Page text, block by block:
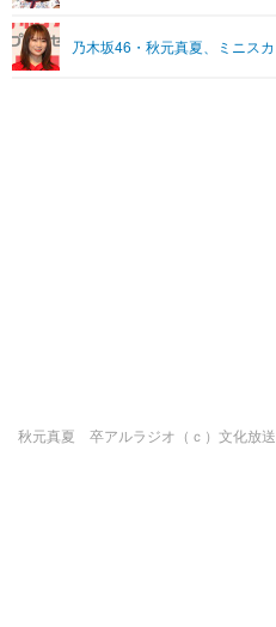
乃木坂46・秋元真夏、ミニス
秋元真夏 卒アルラジオ（ｃ）文化放送